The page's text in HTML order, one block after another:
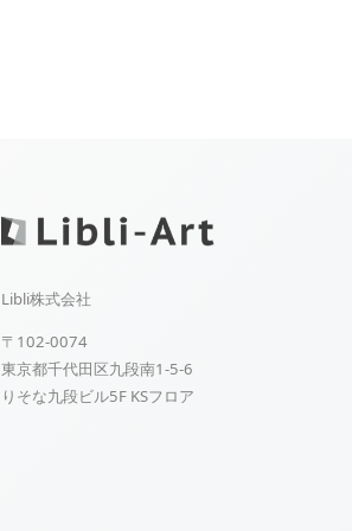
Libli株式会社
〒102-0074
東京都千代田区九段南1-5-6
りそな九段ビル5F KSフロア